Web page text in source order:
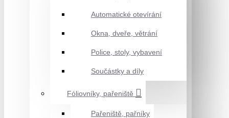
Automatické otevírání
Okna, dveře, větrání
Police, stoly, vybavení
Součástky a díly
Fóliovníky, pařeniště
Pařeniště, pařníky